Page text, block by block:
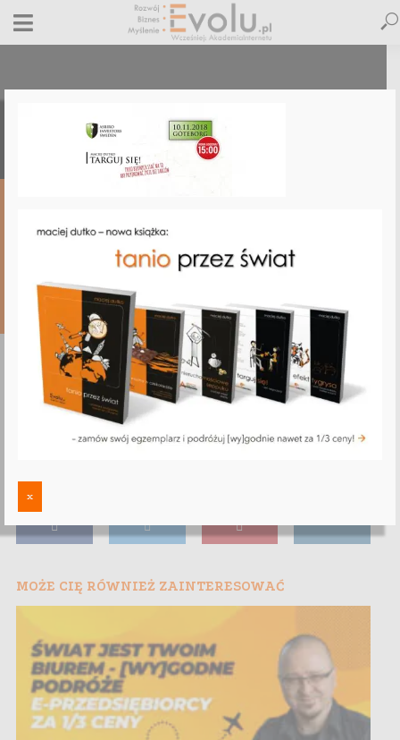
26 października 2018 Dodaj komentarz
KOMENTARZ
MOŻE CIĘ RÓWNIEŻ ZAINTERESOWAĆ
x